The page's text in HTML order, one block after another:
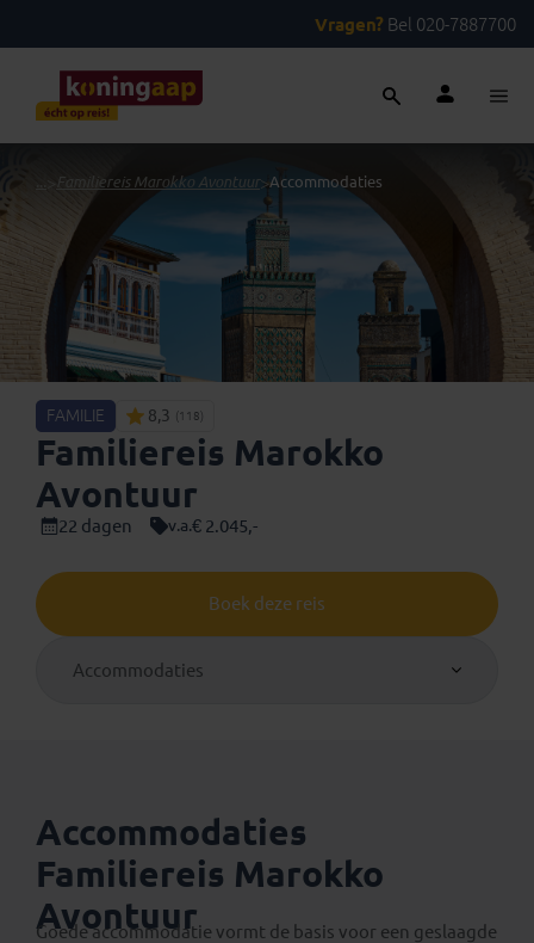
Vragen? Bel 020-7887700
> Familiereis Marokko Avontuur>Accommodaties
FAMILIE 8,3 (118)
Familiereis Marokko
Avontuur
22 dagen v.a.€ 2.045,-
Boek deze reis
Accommodaties
Accommodaties
Familiereis Marokko
Avontuur
Goede accommodatie vormt de basis voor een geslaagde